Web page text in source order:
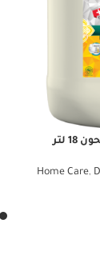
لتر
Home Care,